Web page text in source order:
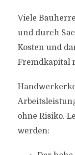
Viele
und durch
Kosten und
Fremdkapital
ohne Risiko.
werden: